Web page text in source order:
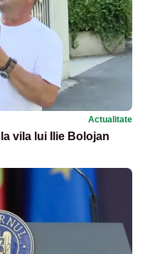
Actualitate
vila lui Ilie Bolojan